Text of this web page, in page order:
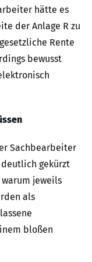
hätte es
der Anlage R zu
Rente
bewusst
Sachbearbeiter
gekürzt
jeweils
als
bloßen